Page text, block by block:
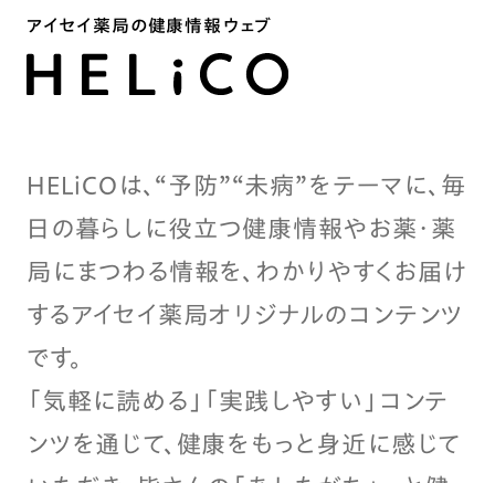
アイセイ薬局の健康情報ウェブ
HELiCOは、“予防”“未病”をテーマに、毎
日の暮らしに役立つ健康情報やお薬・薬
局にまつわる情報を、わかりやすくお届け
するアイセイ薬局オリジナルのコンテンツ
です。
「気軽に読める」「実践しやすい」コンテ
ンツを通じて、健康をもっと身近に感じて